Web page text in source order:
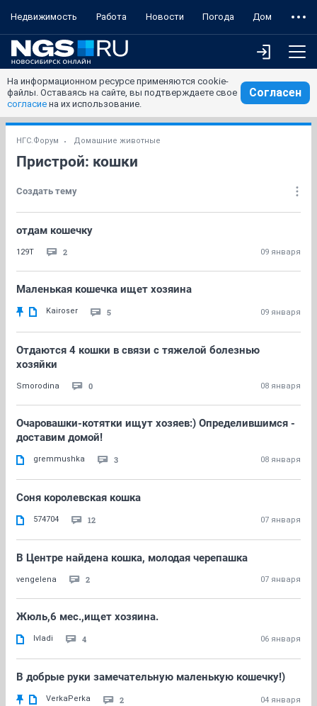
Недвижимость Работа Новости Погода Дом
На информационном ресурсе применяются cookie-
файлы. Оставаясь на сайте, вы подтверждаете свое
согласие на их использование.
Согласен
НГС.Форум Домашние животные
Пристрой: кошки
Создать тему
отдам кошечку
129T 2 09 января
Маленькая кошечка ищет хозяина
Kairoser 5 09 января
Отдаются 4 кошки в связи с тяжелой болезнью
хозяйки
Smorodina 0 08 января
Очаровашки-котятки ищут хозяев:) Определившимся -
доставим домой!
gremmushka 3 08 января
Соня королевская кошка
574704 12 07 января
В Центре найдена кошка, молодая черепашка
vengelena 2 07 января
Жюль,6 мес.,ищет хозяина.
lvladi 4 06 января
В добрые руки замечательную маленькую кошечку!)
VerkaPerka 2 04 января